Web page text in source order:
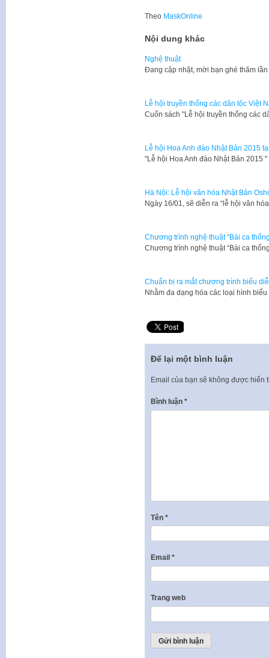
Theo MaskOnline
Nội dung khác
Nghệ thuật
​Đang cập nhật, mời bạn ghé thăm lần
Lễ hội truyền thống các dân tộc Việt
​Cuốn sách "Lễ hội truyền thống các
Lễ hội Hoa Anh đào Nhật Bản 2015
​"Lễ hội Hoa Anh đào Nhật Bản
Hà Nội: Lễ hội văn hóa Nhật Bản
Ngày 16/01, sẽ diễn ra “lễ hội văn
Chương trình nghệ thuật “Bài ca
​Chương trình nghệ thuật “Bài ca
Chuẩn bị ra mắt chương trình biểu
​Nhằm đa dạng hóa các loại hình
Để lại một bình luận
Email của bạn sẽ không được hiển
Bình luận *
Tên *
Email *
Trang web